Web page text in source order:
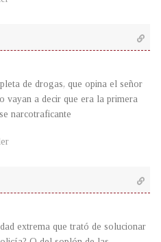
de drogas, que opina el señor
vayan a decir que era la primera
narcotraficante
extrema que trató de solucionar